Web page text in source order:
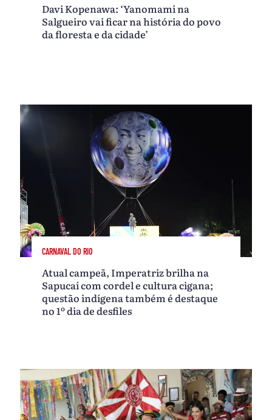
Davi Kopenawa: ‘Yanomami na
Salgueiro vai ficar na história do povo
da floresta e da cidade’
CARNAVAL DO RIO
Atual campeã, Imperatriz brilha na
Sapucaí com cordel e cultura cigana;
questão indígena também é destaque
no 1º dia de desfiles